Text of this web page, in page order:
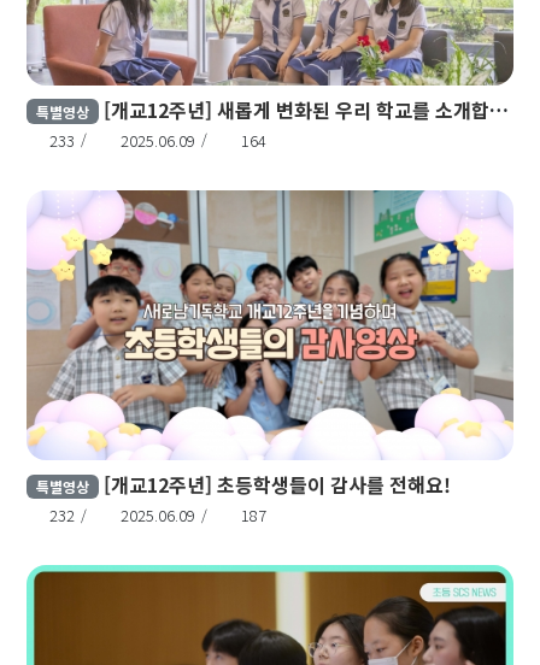
특별영상 [개교12주년] 새롭게 변화된 우리 학교를 소개합니다!
233 2025.06.09 164
특별영상 [개교12주년] 초등학생들이 감사를 전해요!
232 2025.06.09 187